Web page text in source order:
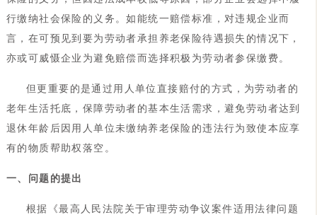
行缴纳社会保险的义务。如能统一赔偿标准，对违规企业而
言，在可预见到要为劳动者承担养老保险待遇损失的情况下，
亦或可威慑企业为避免赔偿而选择积极为劳动者参保缴费。
但更重要的是通过用人单位直接赔付的方式，为劳动者的
老年生活托底，保障劳动者的基本生活需求，避免劳动者达到
退休年龄后因用人单位未缴纳养老保险的违法行为致使本应享
有的物质帮助权落空。
一、问题的提出
根据《最高人民法院关于审理劳动争议案件适用法律问题